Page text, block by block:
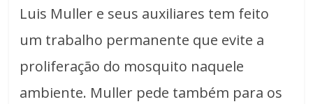
Luis Muller e seus auxiliares tem feito
um trabalho permanente que evite a
proliferação do mosquito naquele
ambiente. Muller pede também para os